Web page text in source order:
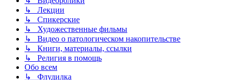
↳ Лекции
↳ Спикерские
↳ Художественные фильмы
↳ Видео о патологическом накопительстве
↳ Книги, материалы, ссылки
↳ Религия в помощь
Обо всем
↳ Флудилка